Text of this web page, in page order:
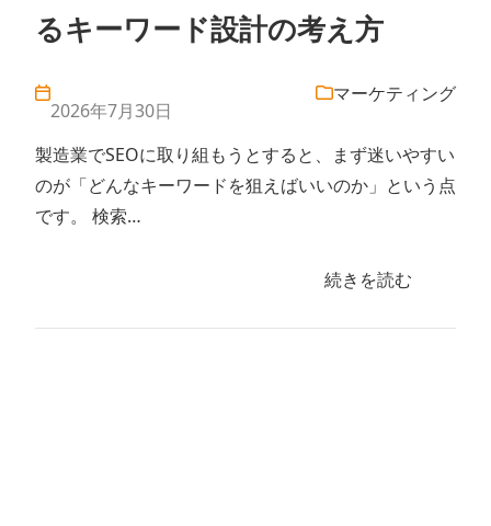
るキーワード設計の考え方
2026年7月30日
マーケティング
製造業でSEOに取り組もうとすると、まず迷いやすい
のが「どんなキーワードを狙えばいいのか」という点
です。 検索…
続きを読む